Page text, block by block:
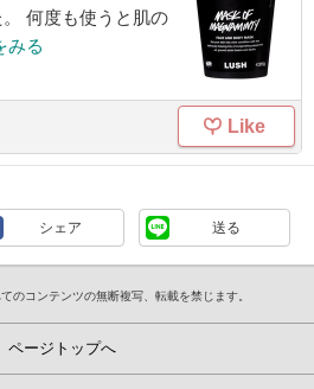
何度も使うと肌の
みる
Like
シェア 送る
のコンテンツの無断複写、転載を禁じます。
ページトップへ